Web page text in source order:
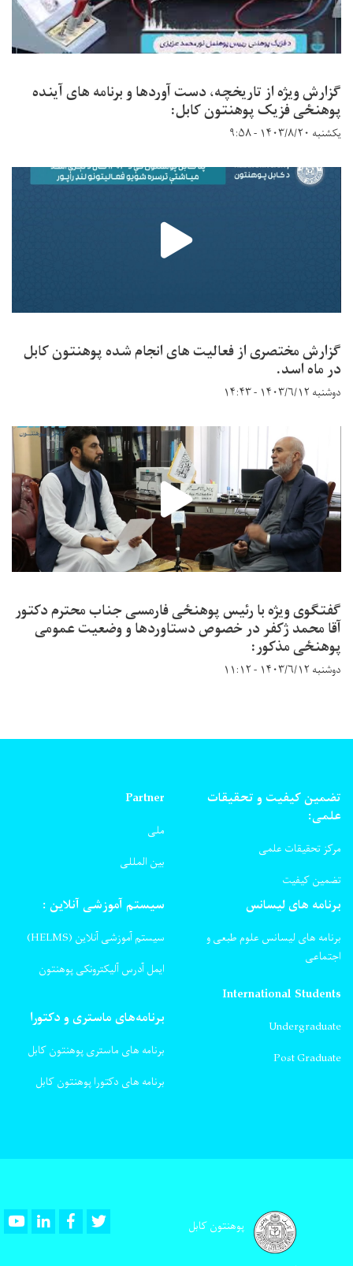
گزارش ویژه از تاریخچه، دست آوردها و برنامه های آینده
پوهنځی فزیک پوهنتون کابل:
یکشنبه ۱۴۰۳/۸/۲۰ - ۹:۵۸
گزارش مختصری از فعالیت های انجام شده پوهنتون کابل
در ماه اسد.
دوشنبه ۱۴۰۳/۶/۱۲ - ۱۴:۴۳
گفتگوی ویژه با رئیس پوهنځی فارمسی جناب محترم دکتور
آقا محمد ژکفر در خصوص دستاوردها و وضعیت عمومی
پوهنځی مذکور:
دوشنبه ۱۴۰۳/۶/۱۲ - ۱۱:۱۲
تضمین کیفیت و تحقیقات
علمی:
مرکز تحقیقات علمی
تضمین کیفیت
Partner
ملی
بین المللی
برنامه های لیسانس
برنامه های لیسانس علوم طبعی و
اجتماعی
سیستم آموزشی آنلاین :
سیستم آموزشی آنلاین (HELMS)
ایمل آدرس آلیکترونکی پوهنتون
International Students
Undergraduate
Post Graduate
برنامه‌های ماستری و دکتورا
برنامه های ماستری پوهنتون کابل
برنامه های دکتورا پوهنتون کابل
پوهنتون کابل YoutubeLinkedInFacebook